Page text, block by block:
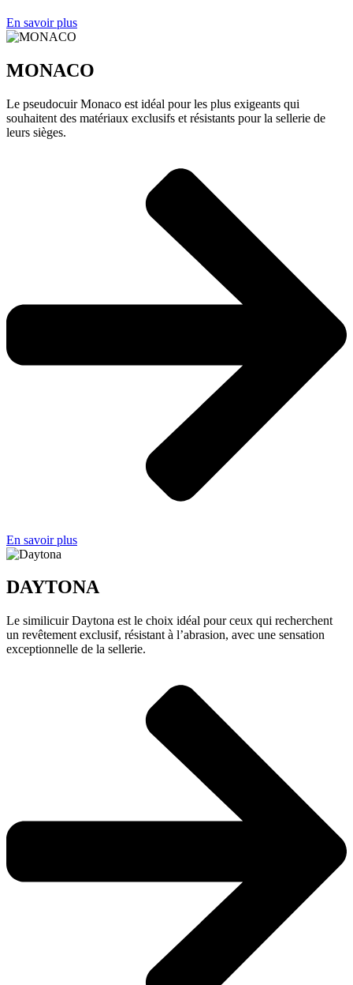
En savoir plus
MONACO
Le pseudocuir Monaco est idéal pour les plus exigeants qui
souhaitent des matériaux exclusifs et résistants pour la sellerie de
leurs sièges.
En savoir plus
DAYTONA
Le similicuir Daytona est le choix idéal pour ceux qui recherchent
un revêtement exclusif, résistant à l’abrasion, avec une sensation
exceptionnelle de la sellerie.